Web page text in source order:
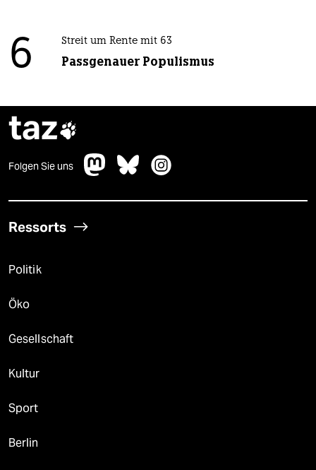
6 Streit um Rente mit 63
Passgenauer Populismus
taz
Folgen Sie uns
Ressorts
Politik
Öko
Gesellschaft
Kultur
Sport
Berlin